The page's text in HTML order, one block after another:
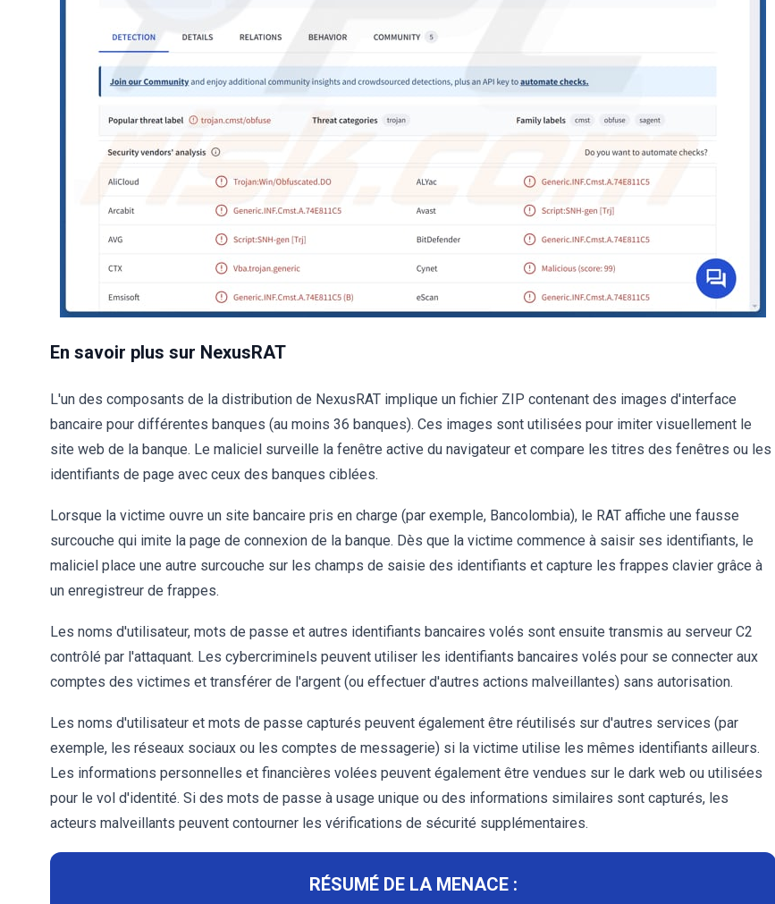
En savoir plus sur NexusRAT
L'un des composants de la distribution de NexusRAT implique un fichier ZIP contenant des images d'interface
bancaire pour différentes banques (au moins 36 banques). Ces images sont utilisées pour imiter visuellement le
site web de la banque. Le maliciel surveille la fenêtre active du navigateur et compare les titres des fenêtres ou les
identifiants de page avec ceux des banques ciblées.
Lorsque la victime ouvre un site bancaire pris en charge (par exemple, Bancolombia), le RAT affiche une fausse
surcouche qui imite la page de connexion de la banque. Dès que la victime commence à saisir ses identifiants, le
maliciel place une autre surcouche sur les champs de saisie des identifiants et capture les frappes clavier grâce à
un enregistreur de frappes.
Les noms d'utilisateur, mots de passe et autres identifiants bancaires volés sont ensuite transmis au serveur C2
contrôlé par l'attaquant. Les cybercriminels peuvent utiliser les identifiants bancaires volés pour se connecter aux
comptes des victimes et transférer de l'argent (ou effectuer d'autres actions malveillantes) sans autorisation.
Les noms d'utilisateur et mots de passe capturés peuvent également être réutilisés sur d'autres services (par
exemple, les réseaux sociaux ou les comptes de messagerie) si la victime utilise les mêmes identifiants ailleurs.
Les informations personnelles et financières volées peuvent également être vendues sur le dark web ou utilisées
pour le vol d'identité. Si des mots de passe à usage unique ou des informations similaires sont capturés, les
acteurs malveillants peuvent contourner les vérifications de sécurité supplémentaires.
RÉSUMÉ DE LA MENACE :